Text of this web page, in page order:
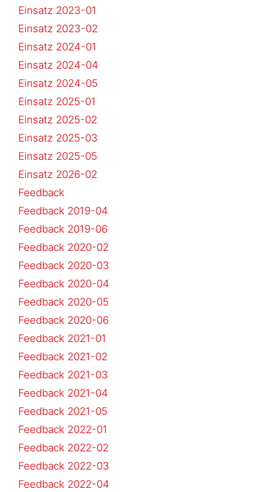
Einsatz 2023-01
Einsatz 2023-02
Einsatz 2024-01
Einsatz 2024-04
Einsatz 2024-05
Einsatz 2025-01
Einsatz 2025-02
Einsatz 2025-03
Einsatz 2025-05
Einsatz 2026-02
Feedback
Feedback 2019-04
Feedback 2019-06
Feedback 2020-02
Feedback 2020-03
Feedback 2020-04
Feedback 2020-05
Feedback 2020-06
Feedback 2021-01
Feedback 2021-02
Feedback 2021-03
Feedback 2021-04
Feedback 2021-05
Feedback 2022-01
Feedback 2022-02
Feedback 2022-03
Feedback 2022-04